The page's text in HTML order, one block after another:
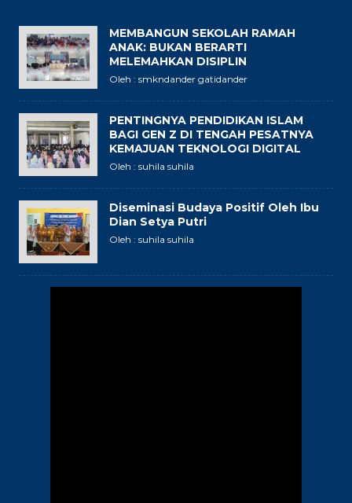
MEMBANGUN SEKOLAH RAMAH
ANAK: BUKAN BERARTI
MELEMAHKAN DISIPLIN
Oleh : smkndander gatidander
PENTINGNYA PENDIDIKAN ISLAM
BAGI GEN Z DI TENGAH PESATNYA
KEMAJUAN TEKNOLOGI DIGITAL
Oleh : suhila suhila
Diseminasi Budaya Positif Oleh Ibu
Dian Setya Putri
Oleh : suhila suhila